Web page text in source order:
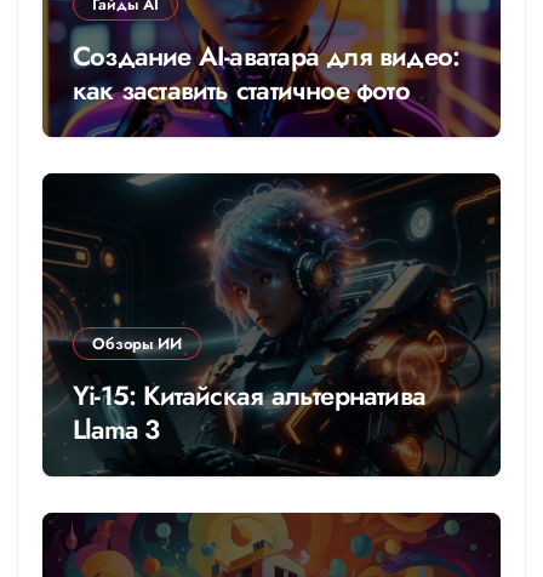
Создание AI-аватара для видео:
как заставить статичное фото
говорить
Обзоры ИИ
Yi-15: Китайская альтернатива
Llama 3